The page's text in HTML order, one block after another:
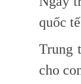
quốc
Trung
cho